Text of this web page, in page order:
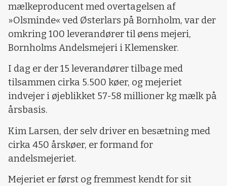
mælkeproducent med overtagelsen af
»Olsminde« ved Østerlars på Bornholm, var der
omkring 100 leverandører til øens mejeri,
Bornholms Andelsmejeri i Klemensker.
I dag er der 15 leverandører tilbage med
tilsammen cirka 5.500 køer, og mejeriet
indvejer i øjeblikket 57-58 millioner kg mælk på
årsbasis.
Kim Larsen, der selv driver en besætning med
cirka 450 årskøer, er formand for
andelsmejeriet.
Mejeriet er først og fremmest kendt for sit